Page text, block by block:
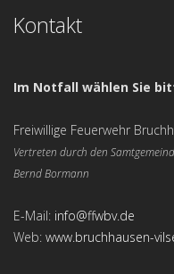
Kontakt
Im Notfall wählen Sie
Freiwillige Feuerwehr
Vertreten durch den
Bernd Bormann
E-Mail: info@ffwbv.de
Web: www.bruchhausen-